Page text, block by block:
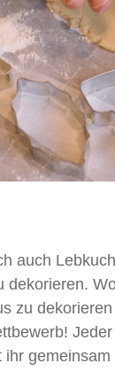
auch
zu